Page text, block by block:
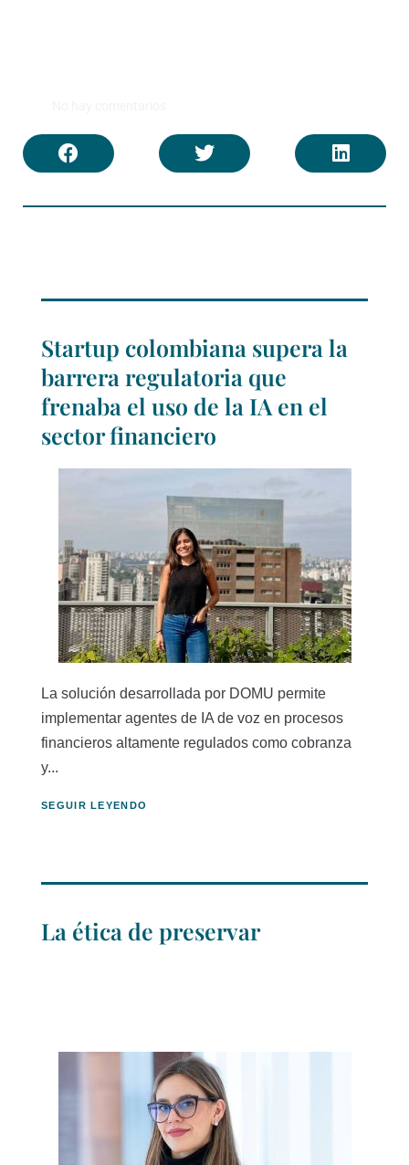
Startup colombiana supera la
barrera regulatoria que
frenaba el uso de la IA en el
sector financiero
La solución desarrollada por DOMU permite
implementar agentes de IA de voz en procesos
financieros altamente regulados como cobranza
y...
SEGUIR LEYENDO
La ética de preservar